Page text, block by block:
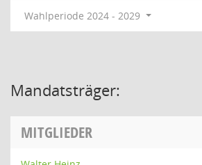
Wahlperiode 2024 - 2029
Mandatsträger:
MITGLIEDER